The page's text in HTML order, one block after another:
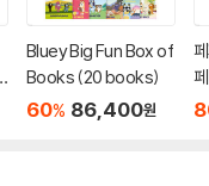
Bluey Big Fun Box of
Books (20 books)
60% 86,400원